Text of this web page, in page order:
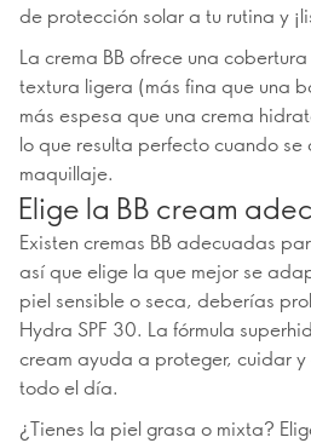
de protección solar a tu rutina y
La crema BB ofrece una
textura ligera (más fina que una
más espesa que una crema
lo que resulta perfecto cuando se
maquillaje.
Elige la BB cream
Existen cremas BB adecuadas
así que elige la que mejor se
piel sensible o seca, deberías
Hydra SPF 30. La fórmula
cream ayuda a proteger, cuidar
todo el día.
¿Tienes la piel grasa o mixta?